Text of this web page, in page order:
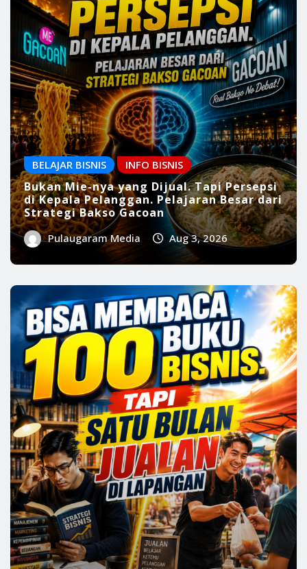
BELAJAR BISNIS INFO BISNIS
Bukan Mie-nya yang Dijual. Tapi Persepsi
di Kepala Pelanggan. Pelajaran Besar dari
Pulaugaram Media Aug 3, 2026